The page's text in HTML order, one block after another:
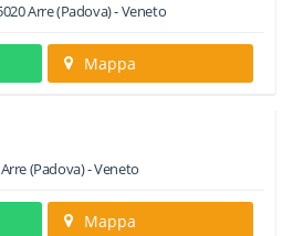
Arre(Padova) -Veneto
Mappa
Arre(Padova) -Veneto
Mappa